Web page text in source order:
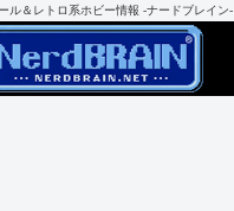
ル＆レトロ系ホビー情報 -ナードブレイン-